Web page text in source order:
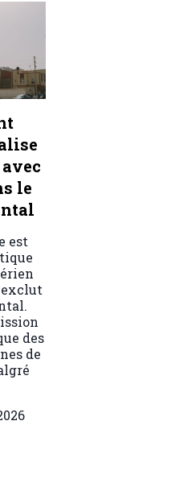
le
est
des
de